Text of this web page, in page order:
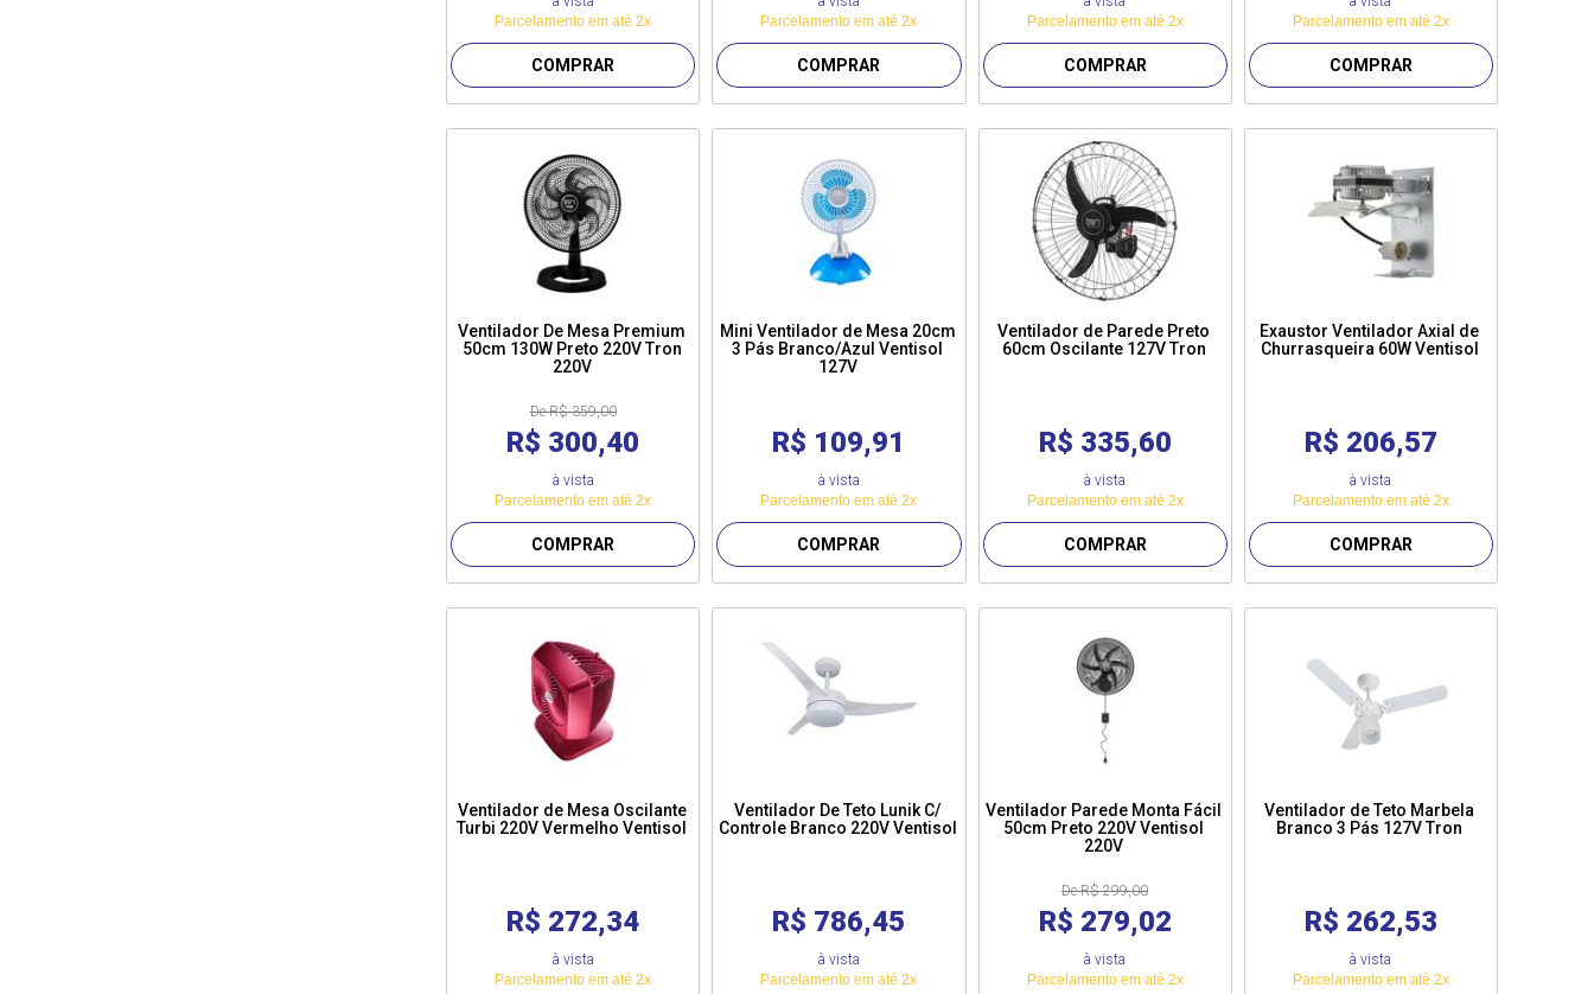
Parcelamento em até 2x
COMPRAR
Parcelamento em até 2x
COMPRAR
Parcelamento em até 2x
COMPRAR
Parcelamento em até 2x
COMPRAR
Ventilador De Mesa Premium
50cm 130W Preto 220V Tron
220V
De R$ 359,00
R$ 300,40
à vista
Parcelamento em até 2x
COMPRAR
Mini Ventilador de Mesa 20cm
3 Pás Branco/Azul Ventisol
127V
R$ 109,91
à vista
Parcelamento em até 2x
COMPRAR
Ventilador de Parede Preto
60cm Oscilante 127V Tron
R$ 335,60
à vista
Parcelamento em até 2x
COMPRAR
Exaustor Ventilador Axial de
Churrasqueira 60W Ventisol
R$ 206,57
à vista
Parcelamento em até 2x
COMPRAR
Ventilador de Mesa Oscilante
Turbi 220V Vermelho Ventisol
R$ 272,34
à vista
Parcelamento em até 2x
Ventilador De Teto Lunik C/
Controle Branco 220V Ventisol
R$ 786,45
à vista
Parcelamento em até 2x
Ventilador Parede Monta Fácil
50cm Preto 220V Ventisol
220V
De R$ 299,00
R$ 279,02
à vista
Parcelamento em até 2x
Ventilador de Teto Marbela
Branco 3 Pás 127V Tron
R$ 262,53
à vista
Parcelamento em até 2x